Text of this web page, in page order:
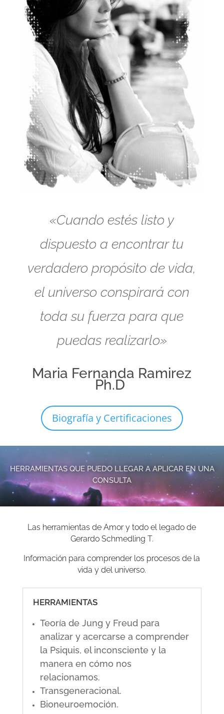
«Cuando estés listo y
dispuesto a encontrar tu
verdadero propósito de vida,
el universo conspirará con
toda su fuerza para que
puedas realizarlo»
Maria Fernanda Ramirez
Ph.D
Biografía y Certificaciones
HERRAMIENTAS QUE PUEDO LLEGAR A APLICAR EN UNA
CONSULTA
Las herramientas de Amor y todo el legado de
Gerardo Schmedling T.
Información para comprender los procesos de la
vida y del universo.
HERRAMIENTAS
Teoría de Jung y Freud para
analizar y acercarse a comprender
la Psiquis, el inconsciente y la
manera en cómo nos
relacionamos.
Transgeneracional.
Bioneuroemoción.